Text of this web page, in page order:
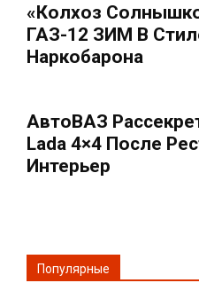
«Колхоз
ГАЗ-12 ЗИМ В
Наркобарона
АвтоВАЗ
Lada 4×4 После
Интерьер
Популярные